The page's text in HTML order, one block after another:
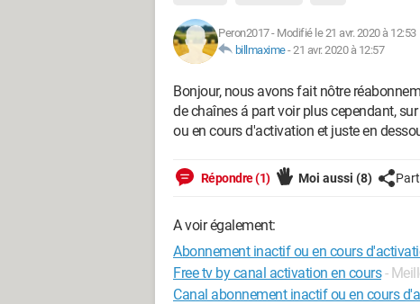
Peron2017- Modifié le 21 avr. 2020 à 12:53
billmaxime-21 avr. 2020 à 12:57
Bonjour, nous avons fait nôtre
de chaînes á part voir plus cependant,
ou en cours d'activation et juste en
Répondre (1) Moi aussi (8)
A voir également:
Abonnement inactif ou en cours
Free tv by canal activation en cours -
Canal abonnement inactif ou en cours